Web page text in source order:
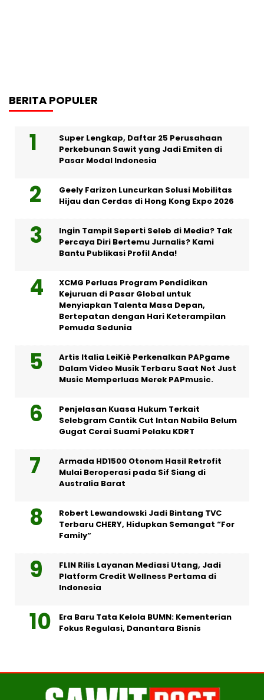
BERITA POPULER
Super Lengkap, Daftar 25 Perusahaan
Perkebunan Sawit yang Jadi Emiten di
Pasar Modal Indonesia
Geely Farizon Luncurkan Solusi Mobilitas
Hijau dan Cerdas di Hong Kong Expo 2026
Ingin Tampil Seperti Seleb di Media? Tak
Percaya Diri Bertemu Jurnalis? Kami
Bantu Publikasi Profil Anda!
XCMG Perluas Program Pendidikan
Kejuruan di Pasar Global untuk
Menyiapkan Talenta Masa Depan,
Bertepatan dengan Hari Keterampilan
Pemuda Sedunia
Artis Italia LeiKiè Perkenalkan PAPgame
Dalam Video Musik Terbaru Saat Not Just
Music Memperluas Merek PAPmusic.
Penjelasan Kuasa Hukum Terkait
Selebgram Cantik Cut Intan Nabila Belum
Gugat Cerai Suami Pelaku KDRT
Armada HD1500 Otonom Hasil Retrofit
Mulai Beroperasi pada Sif Siang di
Australia Barat
Robert Lewandowski Jadi Bintang TVC
Terbaru CHERY, Hidupkan Semangat “For
Family”
FLIN Rilis Layanan Mediasi Utang, Jadi
Platform Credit Wellness Pertama di
Indonesia
Era Baru Tata Kelola BUMN: Kementerian
Fokus Regulasi, Danantara Bisnis